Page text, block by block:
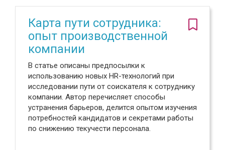
Карта пути сотрудника:
опыт производственной
компании
В статье описаны предпосылки к
использованию новых HR-технологий при
исследовании пути от соискателя к сотруднику
компании. Автор перечисляет способы
устранения барьеров, делится опытом изучения
потребностей кандидатов и секретами работы
по снижению текучести персонала.